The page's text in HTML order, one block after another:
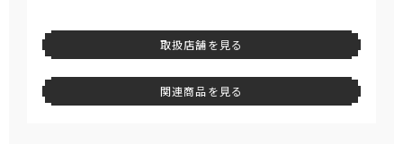
取扱店舗を見る
関連商品を見る